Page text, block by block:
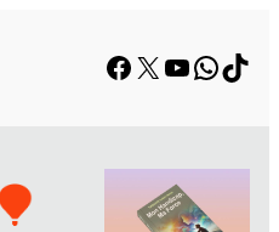
Facebook
X YouTube